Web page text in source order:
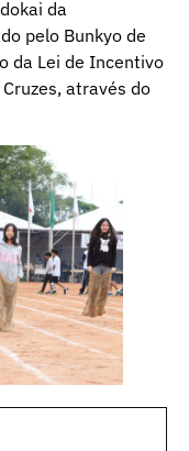
da
pelo Bunkyo de
da Lei de Incentivo
através do